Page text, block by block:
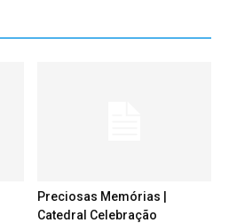
Preciosas Memórias |
Catedral Celebração